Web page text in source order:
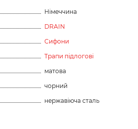
Німеччина
DRAIN
Сифони
Трапи підлогові
матова
чорний
нержавіюча сталь